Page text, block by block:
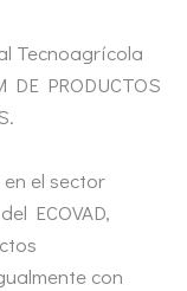
Tecnoagrícola
DE PRODUCTOS
el sector
ECOVAD,
con